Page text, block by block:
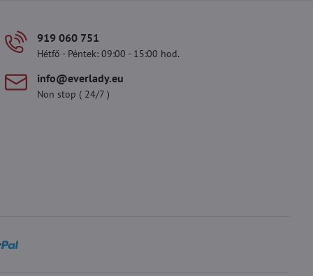
919 060 751
Hétfő - Péntek: 09:00 - 15:00 hod.
info​@everlady​.eu
Non stop ( 24/7 )